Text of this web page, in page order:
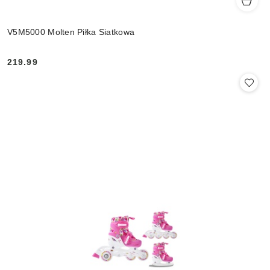
V5M5000 Molten Piłka Siatkowa
Cena:
219.99